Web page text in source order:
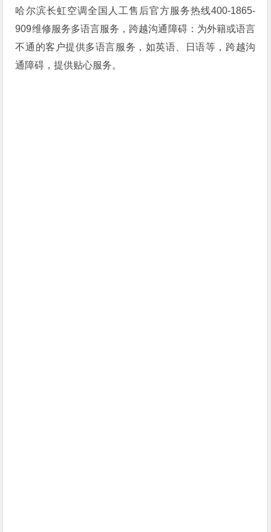
哈尔滨长虹空调全国人工售后官方服务热线400-1865-
909维修服务多语言服务，跨越沟通障碍：为外籍或语言
不通的客户提供多语言服务，如英语、日语等，跨越沟
通障碍，提供贴心服务。